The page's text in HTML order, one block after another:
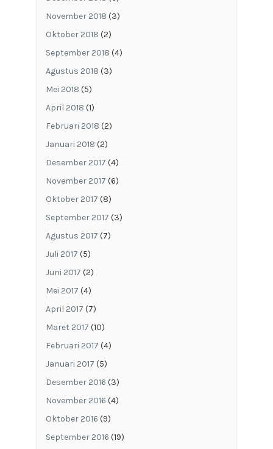
November 2018 (3)
Oktober 2018 (2)
September 2018 (4)
Agustus 2018 (3)
Mei 2018 (5)
April 2018 (1)
Februari 2018 (2)
Januari 2018 (2)
Desember 2017 (4)
November 2017 (6)
Oktober 2017 (8)
September 2017 (3)
Agustus 2017 (7)
Juli 2017 (5)
Juni 2017 (2)
Mei 2017 (4)
April 2017 (7)
Maret 2017 (10)
Februari 2017 (4)
Januari 2017 (5)
Desember 2016 (3)
November 2016 (4)
Oktober 2016 (9)
September 2016 (19)